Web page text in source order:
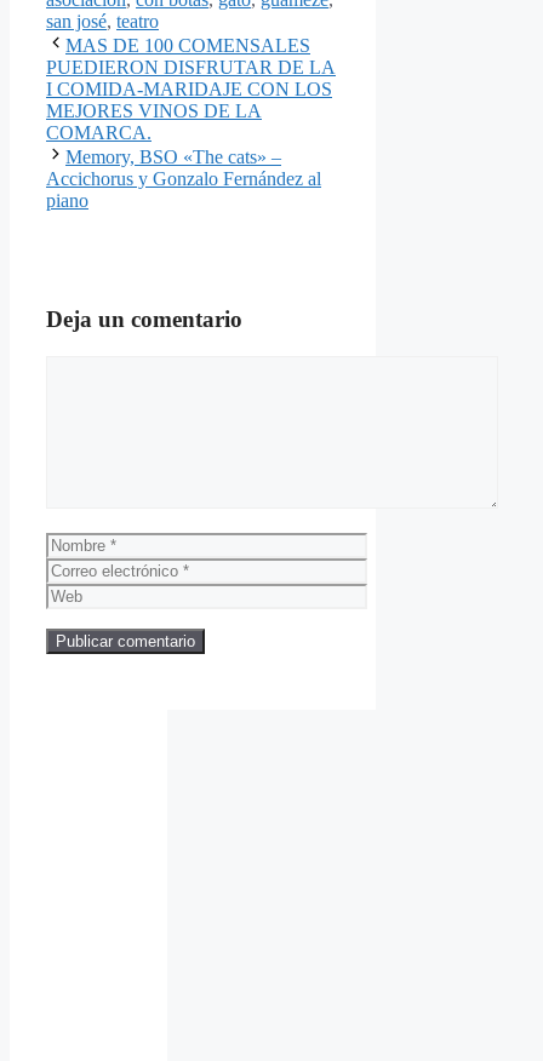
san josé, teatro
MAS DE 100 COMENSALES
PUEDIERON DISFRUTAR DE LA
I COMIDA-MARIDAJE CON LOS
MEJORES VINOS DE LA
COMARCA.
Memory, BSO «The cats» –
Accichorus y Gonzalo Fernández al
piano
Deja un comentario
Nombre
Correo
electrónico
Web